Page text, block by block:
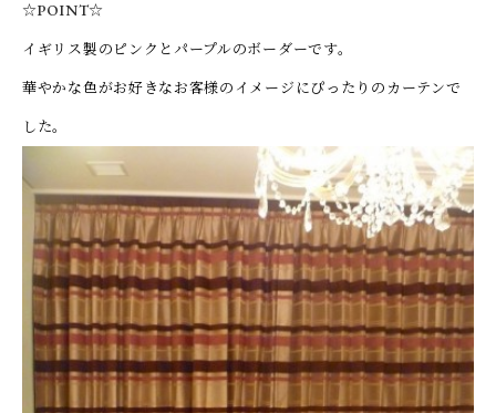
☆POINT☆
イギリス製のピンクとパープルのボーダーです。
華やかな色がお好きなお客様のイメージにぴったりのカーテンで
した。